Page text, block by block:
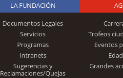
LA FUNDACIÓN
Documentos Legales
Servicios
Programas
Intranets
Sugerencias y
Reclamaciones/Quejas
Trofeos
Eventos
Grandes